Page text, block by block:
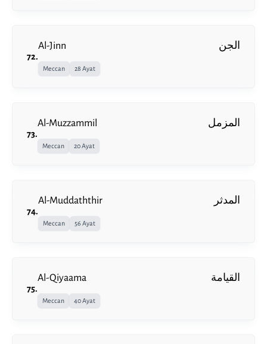
72.
Al-Jinn الجن
Meccan 28 Ayat
73.
Al-Muzzammil المزمل
Meccan 20 Ayat
74.
Al-Muddaththir المدثر
Meccan 56 Ayat
75.
Al-Qiyaama القيامة
Meccan 40 Ayat